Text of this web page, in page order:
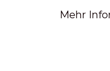
Mehr